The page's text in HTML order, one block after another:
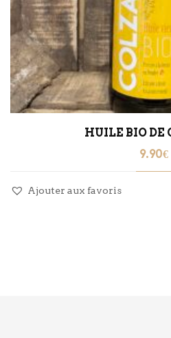
HUILE BIO DE
9.90€
Ajouter aux favoris